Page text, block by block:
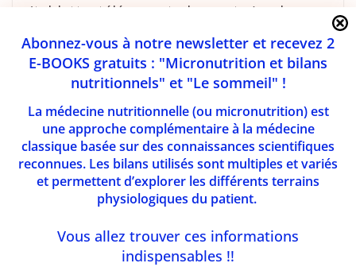
(tablette, télé, smart phone etc..), cela
peut réduire les capacités
d’endormissement et favoriser les réveils
durant la nuit car la mélatonine qui est
produite correctement durant la nuit. Il
existe comme solution d’utiliser des
lunettes filtrant la lumière bleue qui
peuvent être utilisées environ 1h30 à 2h
avant d’aller se coucher pour ne pas
perturber la sécrétion de mélatonine, il
s’agit de lunettes ambre.
Abonnez-vous à notre newsletter et recevez 2
E-BOOKS gratuits : "Micronutrition et bilans
nutritionnels" et "Le sommeil" !
La médecine nutritionnelle (ou micronutrition) est
une approche complémentaire à la médecine
classique basée sur des connaissances scientifiques
reconnues. Les bilans utilisés sont multiples et variés
et permettent d’explorer les différents terrains
physiologiques du patient.
Vous allez trouver ces informations
indispensables !!